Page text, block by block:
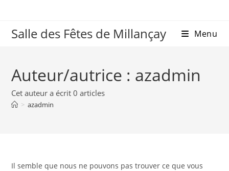
Salle des Fêtes de Millançay Menu
Auteur/autrice : azadmin
Cet auteur a écrit 0 articles
> azadmin
Il semble que nous ne pouvons pas trouver ce que vous